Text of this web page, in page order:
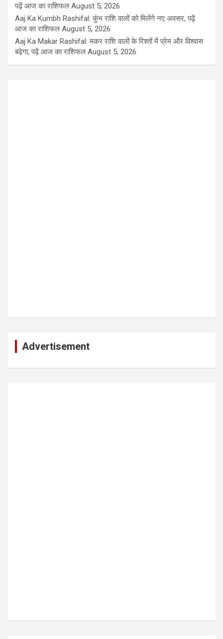
पढ़ें आज का राशिफल August 5, 2026
Aaj Ka Kumbh Rashifal: कुंभ राशि वालों को मिलेंगे नए अवसर, पढ़ें
आज का राशिफल August 5, 2026
Aaj Ka Makar Rashifal: मकर राशि वालों के रिश्तों में प्रेम और विश्वास
बढ़ेगा, पढ़ें आज का राशिफल August 5, 2026
Advertisement